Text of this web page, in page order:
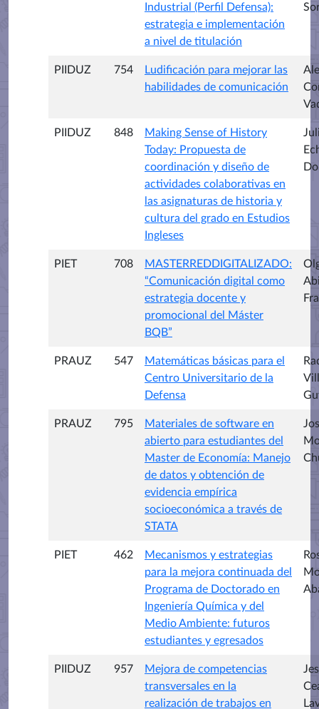
Industrial (Perfil Defensa):
estrategia e implementación
a nivel de titulación
PIIDUZ 754
Ludificación para mejorar las
habilidades de comunicación
PIIDUZ 848
Making Sense of History
Today: Propuesta de
coordinación y diseño de
actividades colaborativas en
las asignaturas de historia y
cultura del grado en Estudios
Ingleses
PIET 708
MASTERREDDIGITALIZADO:
“Comunicación digital como
estrategia docente y
promocional del Máster
BQB”
PRAUZ 547
Matemáticas básicas para el
Centro Universitario de la
Defensa
PRAUZ 795
Materiales de software en
abierto para estudiantes del
Master de Economía: Manejo
de datos y obtención de
evidencia empírica
socioeconómica a través de
STATA
PIET 462
Mecanismos y estrategias
para la mejora continuada del
Programa de Doctorado en
Ingeniería Química y del
Medio Ambiente: futuros
estudiantes y egresados
PIIDUZ 957
Mejora de competencias
transversales en la
realización de trabajos en